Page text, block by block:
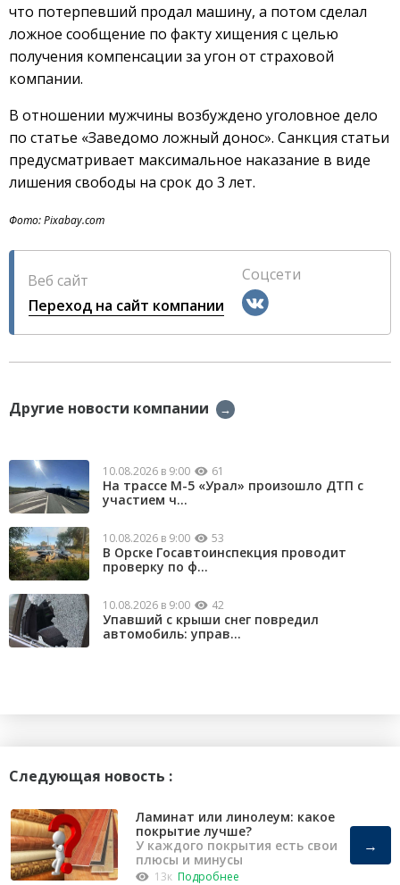
что потерпевший продал машину, а потом сделал
ложное сообщение по факту хищения с целью
получения компенсации за угон от страховой
компании.
В отношении мужчины возбуждено уголовное дело
по статье «Заведомо ложный донос». Санкция статьи
предусматривает максимальное наказание в виде
лишения свободы на срок до 3 лет.
Фото: Pixabay.com
Веб сайт
Переход на сайт компании
Соцсети
Другие новости компании →
10.08.2026 в 9:00 61
На трассе М-5 «Урал» произошло ДТП с
участием ч...
10.08.2026 в 9:00 53
В Орске Госавтоинспекция проводит
проверку по ф...
10.08.2026 в 9:00 42
Упавший с крыши снег повредил
автомобиль: управ...
Следующая новость :
Ламинат или линолеум: какое
покрытие лучше?
У каждого покрытия есть свои
плюсы и минусы
13к Подробнее
→